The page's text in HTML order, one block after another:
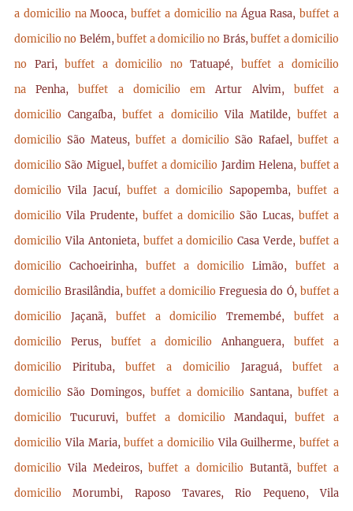
a domicilio naMooca,buffet a domicilio na Água Rasa,buffet a
domicilio no Belém,buffet a domicilio no Brás,buffet a domicilio
no Pari,buffet a domicilio noTatuapé, buffet a domicilio
naPenha,buffet a domicilio emArtur Alvim, buffet a
domicilioCangaíba,buffet a domicilioVila Matilde, buffet a
domicilio São Mateus, buffet a domicilio São Rafael, buffet a
domicilioSão Miguel,buffet a domicilio Jardim Helena, buffet a
domicilioVila Jacuí,buffet a domicilio Sapopemba, buffet a
domicilioVila Prudente, buffet a domicilio São Lucas, buffet a
domicilioVila Antonieta, buffet a domicilioCasa Verde,buffet a
domicilioCachoeirinha, buffet a domicilioLimão, buffet a
domicilioBrasilândia,buffet a domicilioFreguesia do Ó, buffet a
domicilio Jaçanã, buffet a domicilioTremembé,buffet a
domicilio Perus, buffet a domicilioAnhanguera,buffet a
domicilio Pirituba,buffet a domicilio Jaraguá,buffet a
domicilio São Domingos, buffet a domicilio Santana, buffet a
domicilio Tucuruvi,buffet a domicilio Mandaqui,buffet a
domicilioVila Maria,buffet a domicilioVila Guilherme,buffet a
domicilioVila Medeiros,buffet a domicilio Butantã,buffet a
domicilioMorumbi, Raposo Tavares, Rio Pequeno, Vila